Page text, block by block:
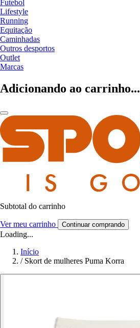
Futebol
Lifestyle
Running
Equitação
Caminhadas
Outros desportos
Outlet
Marcas
Adicionando ao carrinho...
Subtotal do carrinho
Ver meu carrinho Continuar comprando
Loading...
Início
/ Skort de mulheres Puma Korra